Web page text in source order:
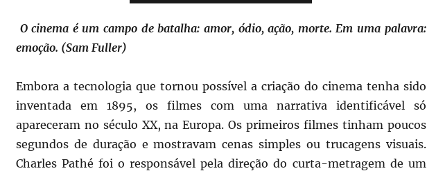
O cinema é um campo de batalha: amor, ódio, ação, morte. Em uma palavra:
emoção. (Sam Fuller)
Embora a tecnologia que tornou possível a criação do cinema tenha sido
inventada em 1895, os filmes com uma narrativa identificável só
apareceram no século XX, na Europa. Os primeiros filmes tinham poucos
segundos de duração e mostravam cenas simples ou trucagens visuais.
Charles Pathé foi o responsável pela direção do curta-metragem de um